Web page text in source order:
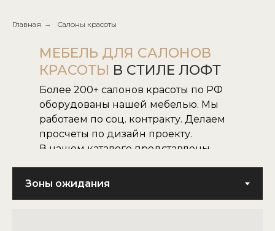
Главная → Салоны красоты
МЕБЕЛЬ ДЛЯ САЛОНОВ
КРАСОТЫ В СТИЛЕ ЛОФТ
Более 200+ салонов красоты по РФ
оборудованы нашей мебелью. Мы
работаем по соц. контракту. Делаем
просчеты по дизайн проекту.
В нашем каталоге представлены